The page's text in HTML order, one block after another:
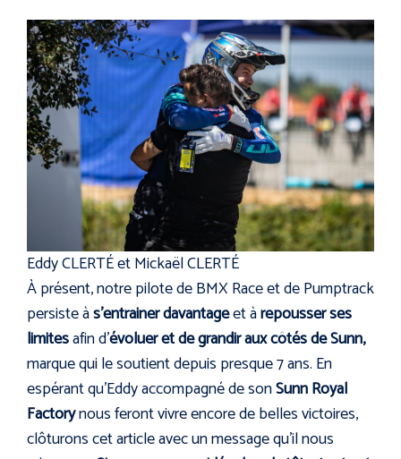
Eddy CLERTÉ et Mickaël CLERTÉ
À présent, notre pilote de BMX Race et de Pumptrack
persiste às’entrainer davantageet àrepousser ses
limitesafin d’évoluer et de grandir aux côtés de Sunn,
marque qui le soutient depuis presque 7 ans. En
espérant qu’Eddy accompagné de sonSunn Royal
Factorynous feront vivre encore de belles victoires,
clôturons cet article avec un message qu’il nous